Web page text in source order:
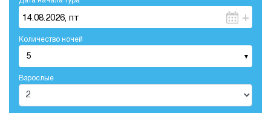
14.08.2026, пт +
Количество ночей
5
Взрослые